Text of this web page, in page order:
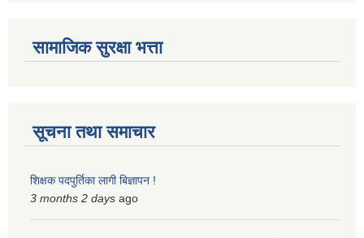
सामाजिक सुरक्षा भत्ता
सूचना तथा समाचार
शिक्षक पदपुर्तिका लागी बिज्ञापन !
3 months 2 days ago